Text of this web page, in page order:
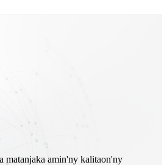
matanjaka amin'ny kalitaon'ny